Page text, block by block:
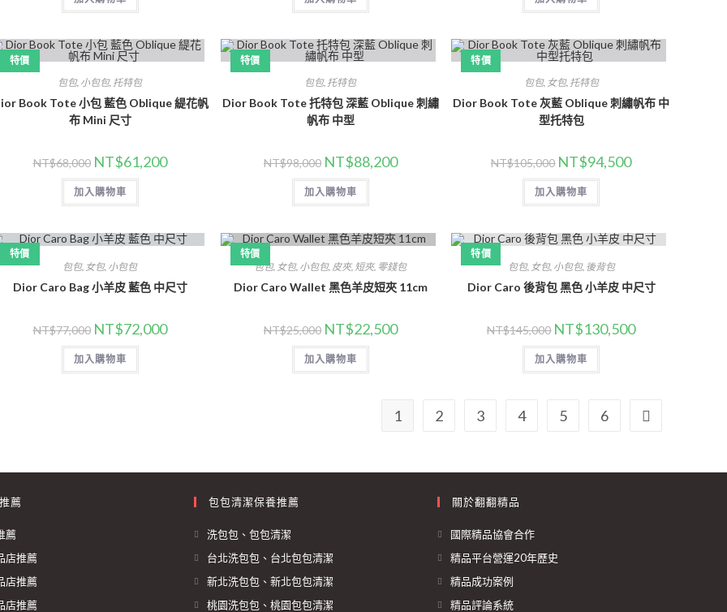
特價
包包, 小包包, 托特包
Book Tote 小包 藍色 Oblique 緹花帆
布 Mini 尺寸
NT$68,000 NT$61,200
加入購物車
特價
包包, 托特包
Dior Book Tote 托特包 深藍 Oblique 刺繡
帆布 中型
NT$98,000 NT$88,200
加入購物車
特價
包包, 女包, 托特包
Dior Book Tote 灰藍 Oblique 刺繡帆布 中
型托特包
NT$105,000 NT$94,500
加入購物車
特價
包包, 女包, 小包包
Dior Caro Bag 小羊皮 藍色 中尺寸
NT$77,000 NT$72,000
加入購物車
特價
包包, 女包, 小包包, 皮夾, 短夾, 零錢包
Dior Caro Wallet 黑色羊皮短夾 11cm
NT$25,000 NT$22,500
加入購物車
特價
包包, 女包, 小包包, 後背包
Dior Caro 後背包 黑色 小羊皮 中尺寸
NT$145,000 NT$130,500
加入購物車
1 2 3 4 5 6
薦
薦
店推薦
店推薦
店推薦
包包清潔保養推薦
洗包包、包包清潔
台北洗包包、台北包包清潔
新北洗包包、新北包包清潔
桃園洗包包、桃園包包清潔
關於翻翻精品
國際精品協會合作
精品平台營運20年歷史
精品成功案例
精品評論系統